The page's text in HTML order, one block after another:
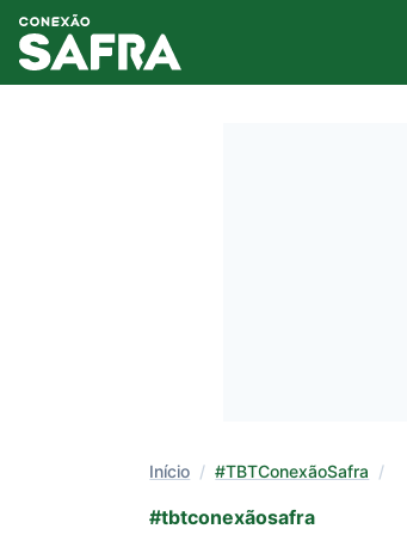
Início /#TBTConexãoSafra /
#tbtconexãosafra